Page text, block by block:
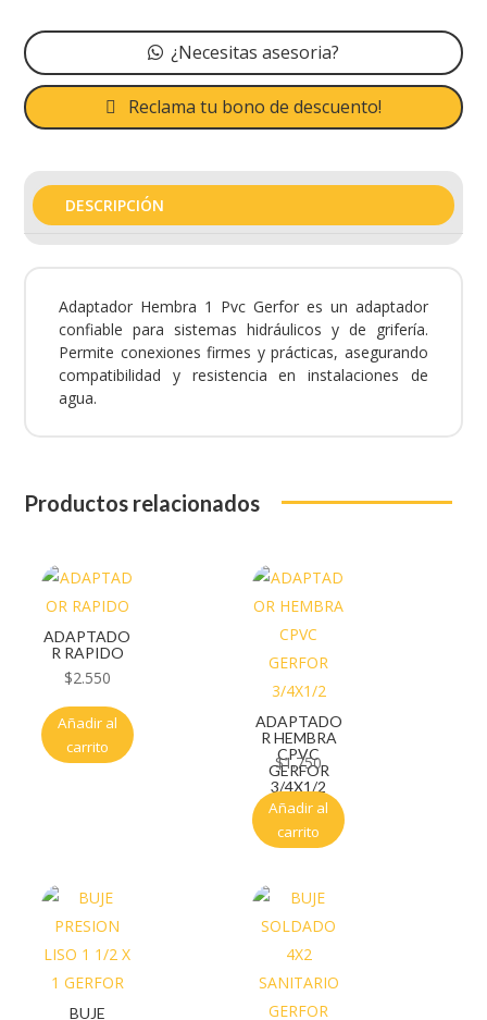
¿Necesitas asesoria?
Reclama tu bono de descuento!
DESCRIPCIÓN
Adaptador Hembra 1 Pvc Gerfor es un adaptador
confiable para sistemas hidráulicos y de grifería.
Permite conexiones firmes y prácticas, asegurando
compatibilidad y resistencia en instalaciones de
agua.
Productos relacionados
ADAPTADO
R RAPIDO
$2.550
Añadir al
carrito
ADAPTADO
R HEMBRA
CPVC
GERFOR
3/4X1/2
$1.750
Añadir al
carrito
BUJE